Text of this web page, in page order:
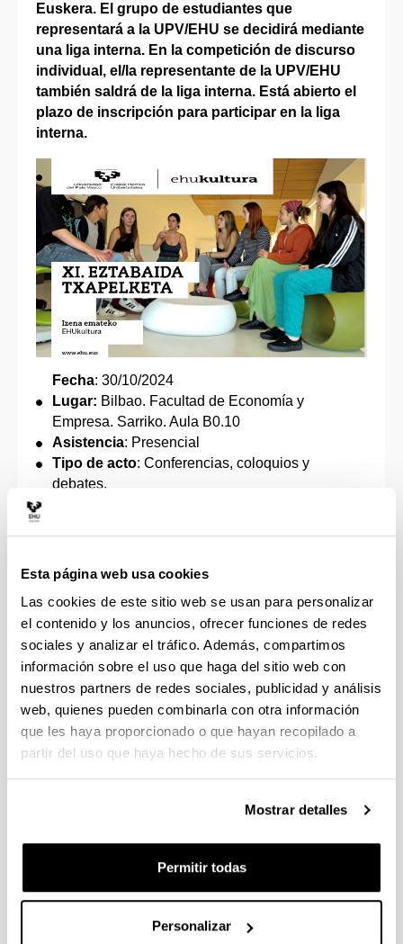
Esta página web usa cookies
Las cookies de este sitio web se usan para personalizar
el contenido y los anuncios, ofrecer funciones de redes
sociales y analizar el tráfico. Además, compartimos
información sobre el uso que haga del sitio web con
nuestros partners de redes sociales, publicidad y análisis
web, quienes pueden combinarla con otra información
que les haya proporcionado o que hayan recopilado a
partir del uso que haya hecho de sus servicios.
Mostrar detalles
Permitir todas
Personalizar
Euskera. El grupo de estudiantes que
representará a la UPV/EHU se decidirá mediante
una liga interna. En la competición de discurso
individual, el/la representante de la UPV/EHU
también saldrá de la liga interna. Está abierto el
plazo de inscripción para participar en la liga
interna.
Fecha: 30/10/2024
Lugar: Bilbao. Facultad de Economía y
Empresa. Sarriko. Aula B0.10
Asistencia: Presencial
Tipo de acto: Conferencias, coloquios y
debates.
euskera que se celebrará el 29 de noviembre en
Plazo para inscribirse: hasta el 28 de octubre.
Enlace:
https://docs.google.com/forms/d/e/1FAIp
QLScq5U_z3XB_3Y4KgBZ94V-
gQG85RphUo8o-t_1RuSm2KsXD8A/viewform
Contacto:presidenciaadueee@gmail.com
Organizadores:EHU kultura con la
colaboración de ADUEEE.
Tema:
Para el debate entre grupos:¿Los avances
tecnológicos podrán solucionar los
Para el discurso individual:La transmisión de
la cultura vasca.
Normativa:
Discurso individual